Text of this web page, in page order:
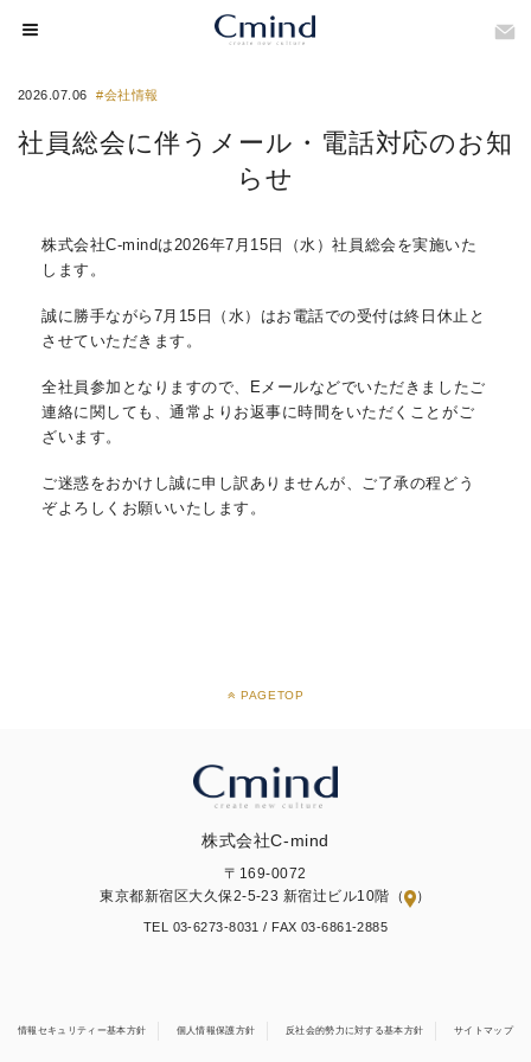
2026.07.06 #会社情報
社員総会に伴うメール・電話対応のお知
らせ
株式会社C-mindは2026年7月15日（水）社員総会を実施いた
します。
誠に勝手ながら7月15日（水）はお電話での受付は終日休止と
させていただきます。
全社員参加となりますので、Eメールなどでいただきましたご
連絡に関しても、通常よりお返事に時間をいただくことがご
ざいます。
ご迷惑をおかけし誠に申し訳ありませんが、ご了承の程どう
ぞよろしくお願いいたします。
PAGETOP
株式会社C-mind
〒169-0072
東京都新宿区大久保2-5-23 新宿辻ビル10階（
）
TEL 03-6273-8031 / FAX 03-6861-2885
情報セキュリティー基本方針 個人情報保護方針 反社会的勢力に対する基本方針 サイトマップ